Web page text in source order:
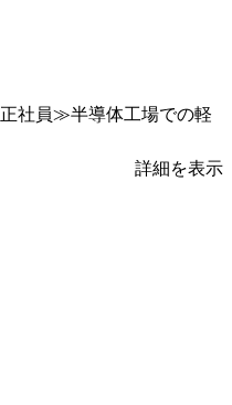
社員≫半導体工場での軽
詳細を表示